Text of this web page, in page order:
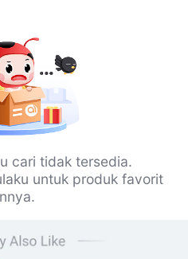
cari tidak tersedia.
untuk produk favorit